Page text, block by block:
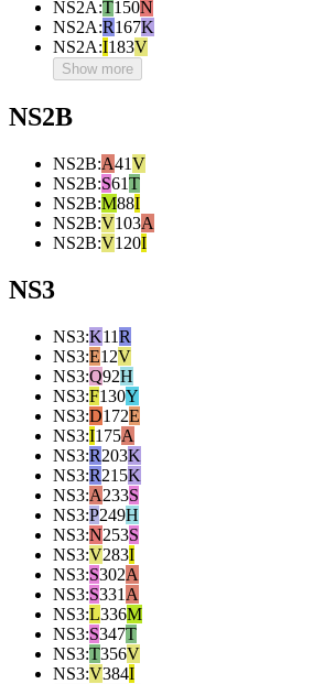
NS2A:T150N
NS2A:R167K
NS2A:I183V
Show more
NS2B
NS2B:A41V
NS2B:S61T
NS2B:M88I
NS2B:V103A
NS2B:V120I
NS3
NS3:K11R
NS3:E12V
NS3:Q92H
NS3:F130Y
NS3:D172E
NS3:I175A
NS3:R203K
NS3:R215K
NS3:A233S
NS3:P249H
NS3:N253S
NS3:V283I
NS3:S302A
NS3:S331 A
NS3:L336M
NS3:S347T
NS3:T356V
NS3:V384I